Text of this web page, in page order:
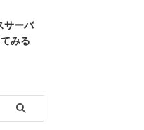
サーバ
みる